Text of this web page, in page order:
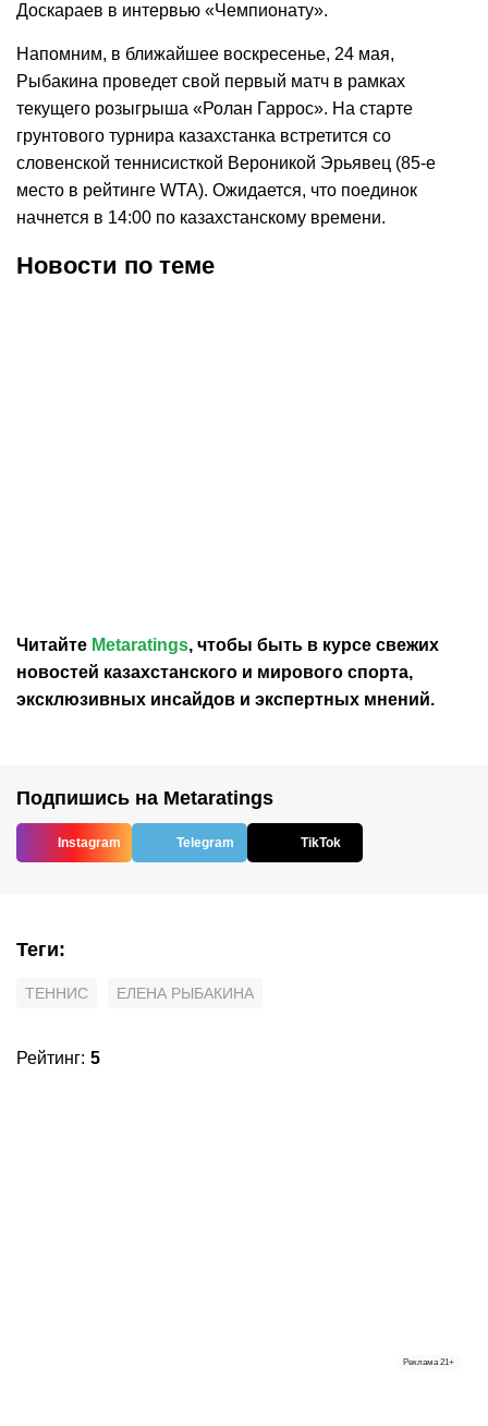
Доскараев в интервью «Чемпионату».
Напомним, в ближайшее воскресенье, 24 мая,
Рыбакина проведет свой первый матч в рамках
текущего розыгрыша «Ролан Гаррос». На старте
грунтового турнира казахстанка встретится со
словенской теннисисткой Вероникой Эрьявец (85-е
место в рейтинге WTA). Ожидается, что поединок
начнется в 14:00 по казахстанскому времени.
Новости по теме
Читайте Metaratings, чтобы быть в курсе свежих
новостей казахстанского и мирового спорта,
эксклюзивных инсайдов и экспертных мнений.
Подпишись на Metaratings
Instagram Telegram TikTok
Теги:
ТЕННИС ЕЛЕНА РЫБАКИНА
Рейтинг: 5
Реклама 21+